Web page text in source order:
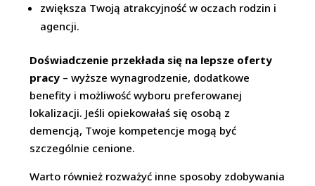
zwiększa Twoją atrakcyjność w oczach rodzin i
agencji.
Doświadczenie przekłada się na lepsze oferty
pracy – wyższe wynagrodzenie, dodatkowe
benefity i możliwość wyboru preferowanej
lokalizacji. Jeśli opiekowałaś się osobą z
demencją, Twoje kompetencje mogą być
szczególnie cenione.
Warto również rozważyć inne sposoby zdobywania